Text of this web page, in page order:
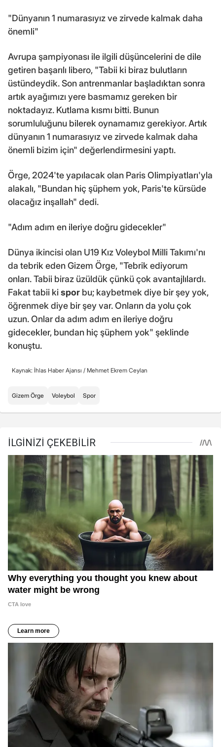
"Dünyanın 1 numarasıyız ve zirvede kalmak daha
önemli"
Avrupa şampiyonası ile ilgili düşüncelerini de dile
getiren başarılı libero, "Tabii ki biraz bulutların
üstündeydik. Son antrenmanlar başladıktan sonra
artık ayağımızı yere basmamız gereken bir
noktadayız. Kutlama kısmı bitti. Bunun
sorumluluğunu bilerek oynamamız gerekiyor. Artık
dünyanın 1 numarasıyız ve zirvede kalmak daha
önemli bizim için" değerlendirmesini yaptı.
Örge, 2024'te yapılacak olan Paris Olimpiyatları'yla
alakalı, "Bundan hiç şüphem yok, Paris'te kürsüde
olacağız inşallah" dedi.
"Adım adım en ileriye doğru gidecekler"
Dünya ikincisi olan U19 Kız Voleybol Milli Takımı'nı
da tebrik eden Gizem Örge, "Tebrik ediyorum
onları. Tabii biraz üzüldük çünkü çok avantajlılardı.
Fakat tabii kispor bu; kaybetmek diye bir şey yok,
öğrenmek diye bir şey var. Onların da yolu çok
uzun. Onlar da adım adım en ileriye doğru
gidecekler, bundan hiç şüphem yok" şeklinde
konuştu.
Kaynak: İhlas Haber Ajansı / Mehmet Ekrem Ceylan
Gizem Örge Voleybol Spor